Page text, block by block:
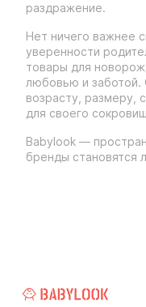
раздражение.
Нет ничего важнее
уверенности
товары для
любовью и заботой.
возрасту, размеру,
для своего
Babylook —
бренды становятся